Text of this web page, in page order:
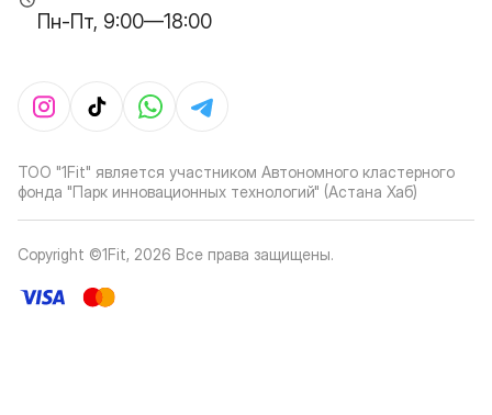
Пн-Пт, 9:00—18:00
ТОО "1Fit" является участником Автономного кластерного
фонда "Парк инновационных технологий" (Астана Хаб)
Copyright ©1Fit, 2026 Все права защищены.